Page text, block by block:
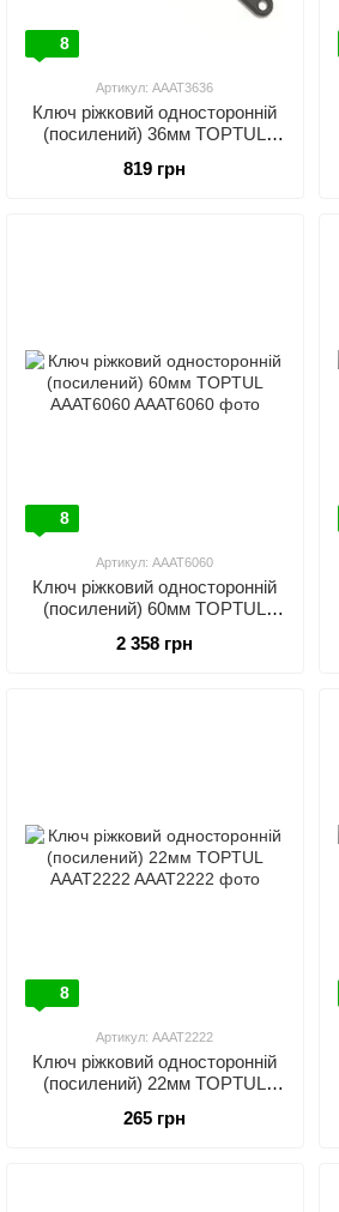
8
Артикул: AAAT3636
Ключ ріжковий односторонній
(посилений) 36мм TOPTUL
819 грн
8
Артикул: AAAT6060
Ключ ріжковий односторонній
(посилений) 60мм TOPTUL
2 358 грн
8
Артикул: AAAT2222
Ключ ріжковий односторонній
(посилений) 22мм TOPTUL
265 грн